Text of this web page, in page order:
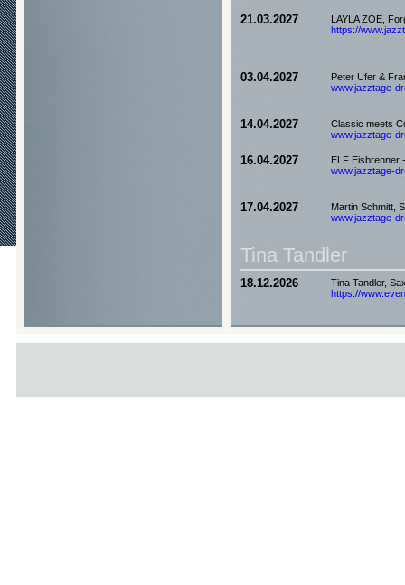
21.03.2027
LAYLA ZOE,
https://
03.04.2027
Peter Ufer &
www.jazztage-
14.04.2027
Classic meets
www.jazztage-
16.04.2027
ELF Eisbrenner
www.jazztage-
17.04.2027
Martin Schmitt,
www.jazztage-
Tina Tandler
18.12.2026
Tina Tandler,
https://